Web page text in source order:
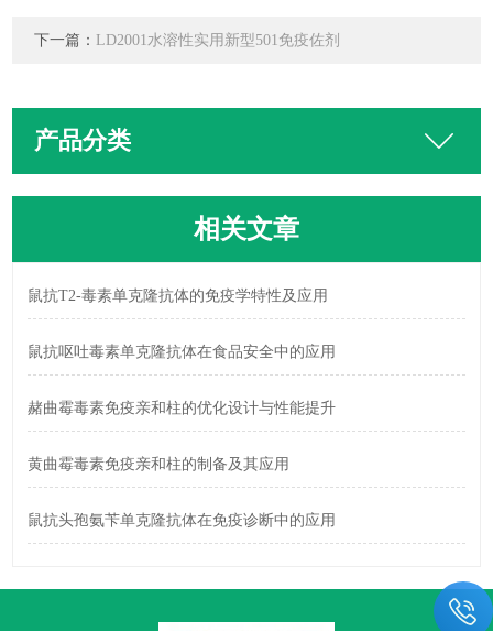
下一篇： LD2001水溶性实用新型501免疫佐剂
产品分类
相关文章
鼠抗T2-毒素单克隆抗体的免疫学特性及应用
鼠抗呕吐毒素单克隆抗体在食品安全中的应用
赭曲霉毒素免疫亲和柱的优化设计与性能提升
黄曲霉毒素免疫亲和柱的制备及其应用
鼠抗头孢氨苄单克隆抗体在免疫诊断中的应用